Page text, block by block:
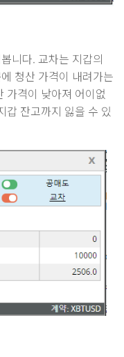
니다. 교차는 지갑의
청산 가격이 내려가는
가격이 낮아져 어이없
갑 잔고까지 잃을 수 있